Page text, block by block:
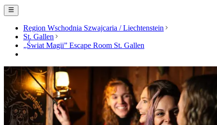
Region Wschodnia Szwajcaria / Liechtenstein
St. Gallen
„Świat Magii” Escape Room St. Gallen